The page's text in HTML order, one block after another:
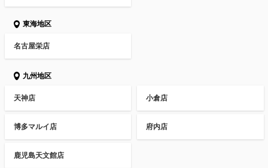
東海地区
名古屋栄店
九州地区
天神店 小倉店
博多マルイ店 府内店
鹿児島天文館店